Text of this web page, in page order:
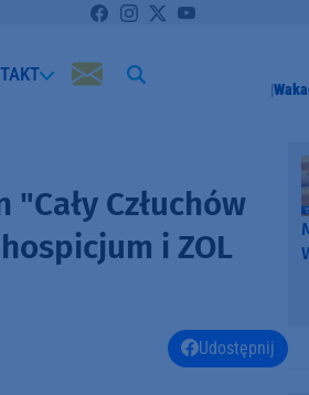
Człuchów
i ZOL
Udostępnij